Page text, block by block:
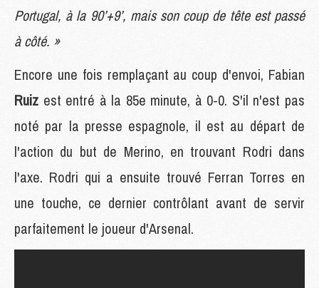
Portugal, à la 90’+9’, mais son coup de tête est passé
à côté. »
Encore une fois remplaçant au coup d'envoi, Fabian
Ruiz est entré à la 85e minute, à 0-0. S'il n'est pas
noté par la presse espagnole, il est au départ de
l'action du but de Merino, en trouvant Rodri dans
l'axe. Rodri qui a ensuite trouvé Ferran Torres en
une touche, ce dernier contrôlant avant de servir
parfaitement le joueur d'Arsenal.